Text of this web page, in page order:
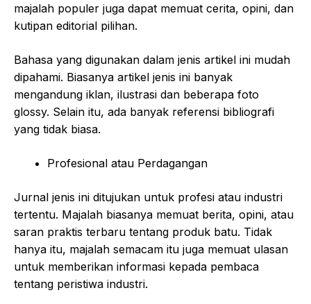
majalah populer juga dapat memuat cerita, opini, dan
kutipan editorial pilihan.
Bahasa yang digunakan dalam jenis artikel ini mudah
dipahami. Biasanya artikel jenis ini banyak
mengandung iklan, ilustrasi dan beberapa foto
glossy. Selain itu, ada banyak referensi bibliografi
yang tidak biasa.
Profesional atau Perdagangan
Jurnal jenis ini ditujukan untuk profesi atau industri
tertentu. Majalah biasanya memuat berita, opini, atau
saran praktis terbaru tentang produk batu. Tidak
hanya itu, majalah semacam itu juga memuat ulasan
untuk memberikan informasi kepada pembaca
tentang peristiwa industri.